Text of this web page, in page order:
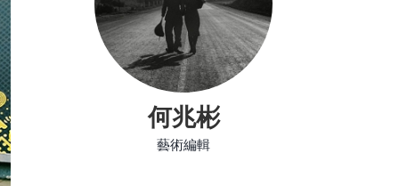
何兆彬
藝術編輯